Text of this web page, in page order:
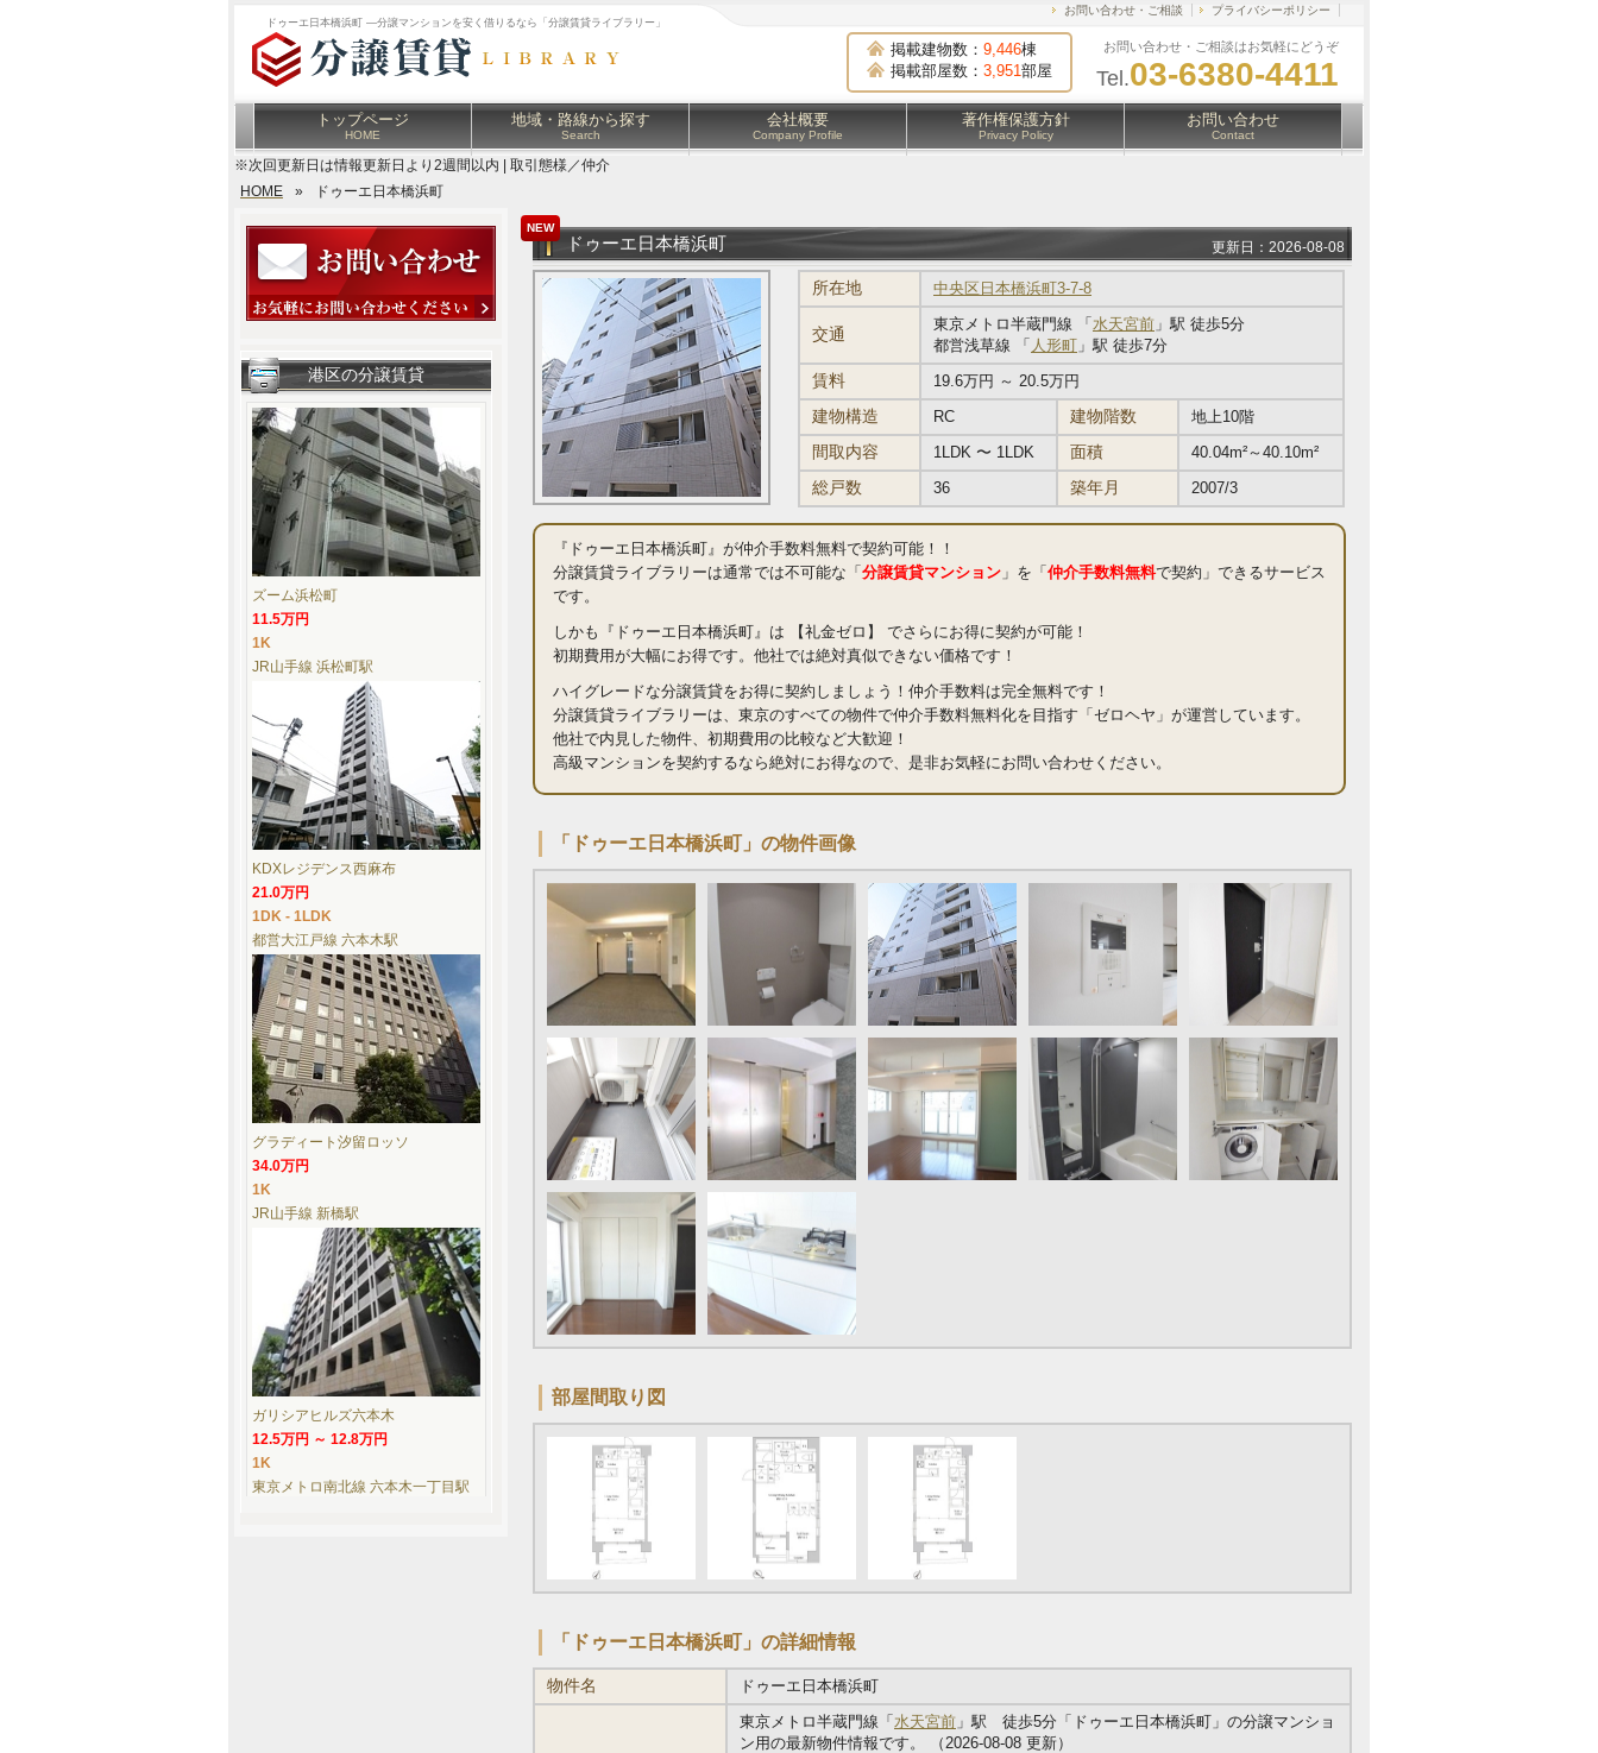
ドゥーエ日本橋浜町 ―分譲マンションを安く借りるなら「分譲賃貸ライブラリー」
掲載建物数： 9,446棟
掲載部屋数： 3,951部屋
お問い合わせ・ご相談はお気軽にどうぞ
Tel.03-6380-4411
お問い合わせ・ご相談 プライバシーポリシー
トップページ
HOME
地域・路線から探す
Search
会社概要
Company Profile
著作権保護方針
Privacy Policy
お問い合わせ
Contact
※次回更新日は情報更新日より2週間以内 | 取引態様／仲介
HOME
» ドゥーエ日本橋浜町
ドゥーエ日本橋浜町
NEW
更新日：2026-08-08
所在地 中央区日本橋浜町3-7-8
交通
東京メトロ半蔵門線 「 水天宮前 」駅 徒歩5分
都営浅草線 「 人形町 」駅 徒歩7分
賃料 19.6万円 ～ 20.5万円
建物構造 RC 建物階数 地上10階
間取内容 1LDK 〜 1LDK 面積 40.04m²～40.10m²
総戸数 36 築年月 2007/3
『ドゥーエ日本橋浜町』が仲介手数料無料で契約可能！！
分譲賃貸ライブラリーは通常では不可能な「 分譲賃貸マンション 」を「 仲介手数料無料で契約」できるサービス
です。
しかも『ドゥーエ日本橋浜町』は 【礼金ゼロ】 でさらにお得に契約が可能！
初期費用が大幅にお得です。他社では絶対真似できない価格です！
ハイグレードな分譲賃貸をお得に契約しましょう！仲介手数料は完全無料です！
分譲賃貸ライブラリーは、東京のすべての物件で仲介手数料無料化を目指す「ゼロヘヤ」が運営しています。
他社で内見した物件、初期費用の比較など大歓迎！
高級マンションを契約するなら絶対にお得なので、是非お気軽にお問い合わせください。
「ドゥーエ日本橋浜町」の物件画像
部屋間取り図
「ドゥーエ日本橋浜町」の詳細情報
物件名 ドゥーエ日本橋浜町
東京メトロ半蔵門線「 水天宮前 」駅 徒歩5分「ドゥーエ日本橋浜町」の分譲マンショ
ン用の最新物件情報です。 （2026-08-08 更新）
港区の分譲賃貸
ズーム浜松町
11.5万円
1K
JR山手線 浜松町駅
KDXレジデンス西麻布
21.0万円
1DK - 1LDK
都営大江戸線 六本木駅
グラディート汐留ロッソ
34.0万円
1K
JR山手線 新橋駅
ガリシアヒルズ六本木
12.5万円 ～ 12.8万円
1K
東京メトロ南北線 六本木一丁目駅